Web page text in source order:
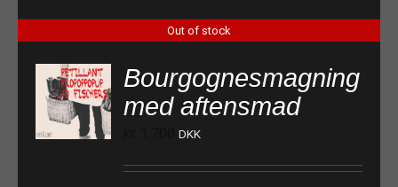
Out of stock
Bourgognesmagning
med aftensmad
DKK